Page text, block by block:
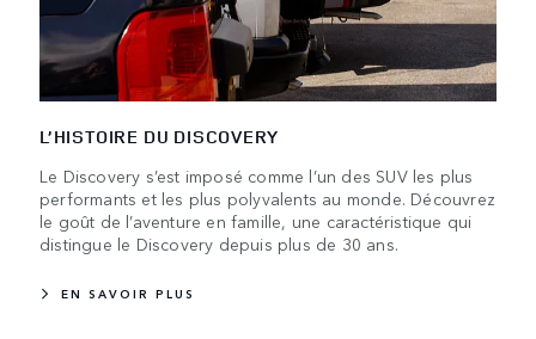
L’HISTOIRE DU DISCOVERY
Le Discovery s’est imposé comme l’un des SUV les plus
performants et les plus polyvalents au monde. Découvrez
le goût de l’aventure en famille, une caractéristique qui
distingue le Discovery depuis plus de 30 ans.
EN SAVOIR PLUS